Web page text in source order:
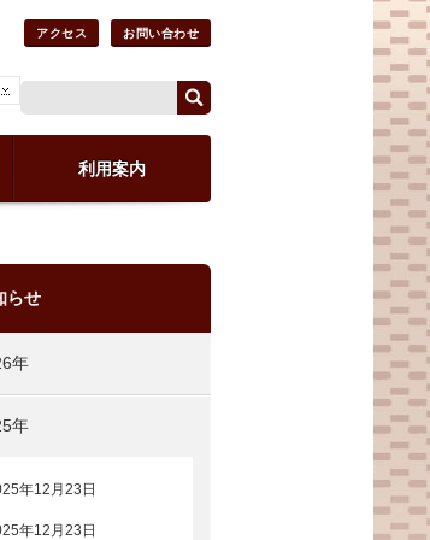
アクセス お問い合わせ
利用案内
らせ
年
年
年12月23日
年12月23日